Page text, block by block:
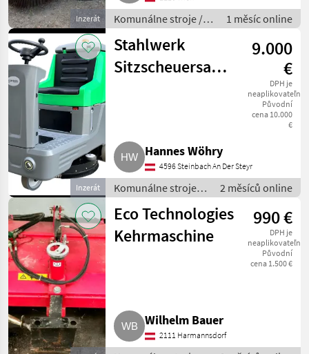
Inzerát
Komunálne stroje /
Zametací stroj
1 měsíc online
Inzerát
Stahlwerk
Sitzscheuersaugmaschine
9.000
€
DPH je
neaplikovateľné
Původní
cena 10.000
€
Hannes Wöhry
4596 Steinbach An Der Steyr
Komunálne stroje /
Zametací stroj
2 měsíců online
Eco Technologies
Kehrmaschine
990 €
DPH je
neaplikovateľné
Původní
cena 1.500 €
Wilhelm Bauer
2111 Harmannsdorf